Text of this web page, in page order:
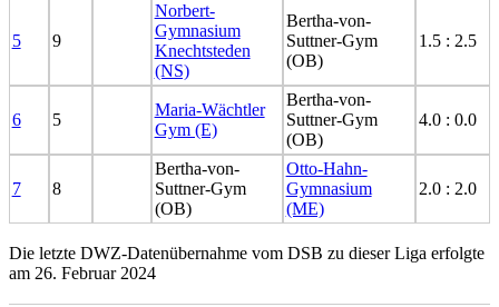
5 9
Norbert-
Gymnasium
Knechtsteden
(NS)
Bertha-von-
Suttner-Gym
(OB)
1.5 : 2.5
6 5
Maria-Wächtler
Gym (E)
Bertha-von-
Suttner-Gym
(OB)
4.0 : 0.0
7 8
Bertha-von-
Suttner-Gym
(OB)
Otto-Hahn-
Gymnasium
(ME)
2.0 : 2.0
Die letzte DWZ-Datenübernahme vom DSB zu dieser Liga erfolgte
am 26. Februar 2024